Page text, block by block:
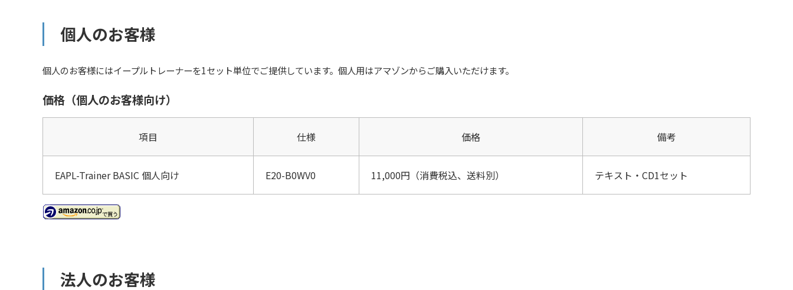
個人のお客様
個人のお客様にはイープルトレーナーを1セット単位でご提供しています。個人用はアマゾンからご購入いただけます。
価格（個人のお客様向け）
項目 仕様 価格 備考
EAPL-Trainer BASIC 個人向け E20-B0WV0 11,000円（消費税込、送料別） テキスト・CD1セット
法人のお客様